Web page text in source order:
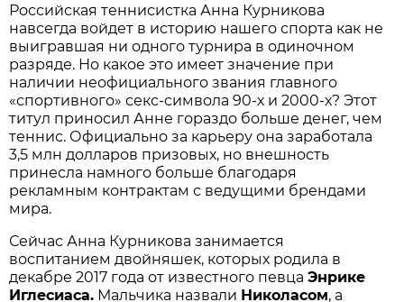
Российская теннисистка Анна Курникова
навсегда войдет в историю нашего спорта как не
выигравшая ни одного турнира в одиночном
разряде. Но какое это имеет значение при
наличии неофициального звания главного
«спортивного» секс-символа 90-х и 2000-х? Этот
титул приносил Анне гораздо больше денег, чем
теннис. Официально за карьеру она заработала
3,5 млн долларов призовых, но внешность
принесла намного больше благодаря
рекламным контрактам с ведущими брендами
мира.
Сейчас Анна Курникова занимается
воспитанием двойняшек, которых родила в
декабре 2017 года от известного певцаЭнрике
Иглесиаса. Мальчика назвали Николасом, а